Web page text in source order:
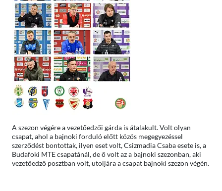
A szezon végére a vezetőedzői gárda is átalakult. Volt olyan
csapat, ahol a bajnoki forduló előtt közös megegyezéssel
szerződést bontottak, ilyen eset volt, Csizmadia Csaba esete is, a
Budafoki MTE csapatánál, de ő volt az a bajnoki szezonban, aki
vezetőedző posztban volt, utoljára a csapat bajnoki szezon végén.